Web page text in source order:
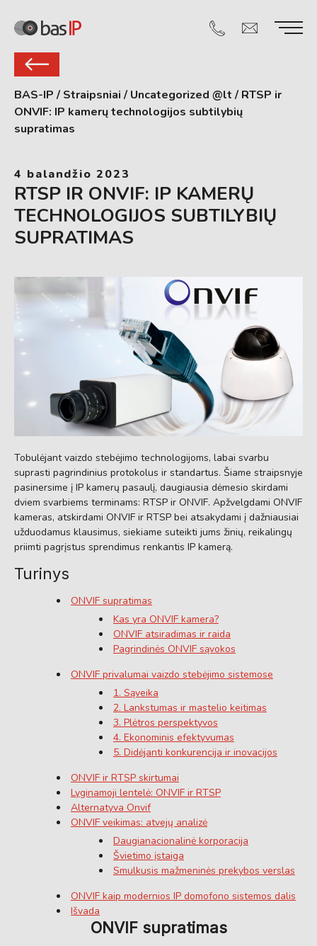
BAS-IP / Straipsniai / Uncategorized @lt / RTSP ir
ONVIF: IP kamerų technologijos subtilybių
supratimas
4 balandžio 2023
RTSP IR ONVIF: IP KAMERŲ
TECHNOLOGIJOS SUBTILYBIŲ
SUPRATIMAS
Tobulėjant vaizdo stebėjimo technologijoms, labai svarbu
suprasti pagrindinius protokolus ir standartus. Šiame straipsnyje
pasinersime į IP kamerų pasaulį, daugiausia dėmesio skirdami
dviem svarbiems terminams: RTSP ir ONVIF. Apžvelgdami ONVIF
kameras, atskirdami ONVIF ir RTSP bei atsakydami į dažniausiai
užduodamus klausimus, siekiame suteikti jums žinių, reikalingų
priimti pagrįstus sprendimus renkantis IP kamerą.
Turinys
ONVIF supratimas
Kas yra ONVIF kamera?
ONVIF atsiradimas ir raida
Pagrindinės ONVIF sąvokos
ONVIF privalumai vaizdo stebėjimo sistemose
1. Sąveika
2. Lankstumas ir mastelio keitimas
3. Plėtros perspektyvos
4. Ekonominis efektyvumas
5. Didėjanti konkurencija ir inovacijos
ONVIF ir RTSP skirtumai
Lyginamoji lentelė: ONVIF ir RTSP
Alternatyva Onvif
ONVIF veikimas: atvejų analizė
Daugianacionalinė korporacija
Švietimo įstaiga
Smulkusis mažmeninės prekybos verslas
ONVIF kaip modernios IP domofono sistemos dalis
Išvada
ONVIF supratimas